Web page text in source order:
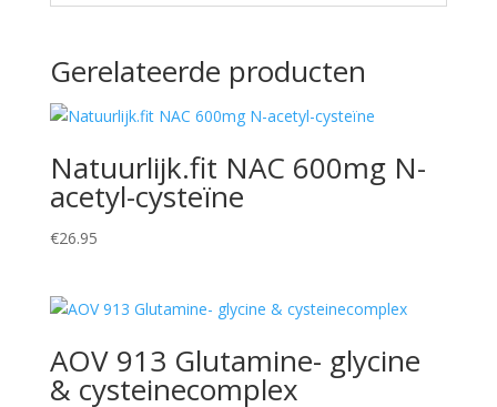
Gerelateerde producten
Natuurlijk.fit NAC 600mg N-
acetyl-cysteïne
€26.95
AOV 913 Glutamine- glycine
& cysteinecomplex